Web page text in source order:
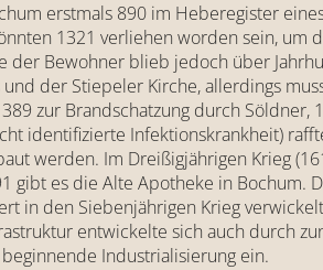
erstmals 890 im Heberegister
1321 verliehen worden sein, um
der Bewohner blieb jedoch über
der Stiepeler Kirche, allerdings
zur Brandschatzung durch Söldner,
identifizierte Infektionskrankheit)
werden. Im Dreißigjährigen Krieg
gibt es die Alte Apotheke in Bochum.
in den Siebenjährigen Krieg
entwickelte sich auch durch
Industrialisierung ein.